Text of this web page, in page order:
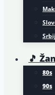
🎵
80s
90s